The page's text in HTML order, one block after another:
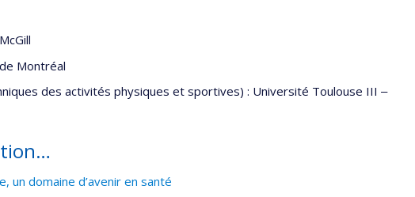
Montréal
des activités physiques et sportives) : Université Toulouse III ‒
un domaine d’avenir en santé